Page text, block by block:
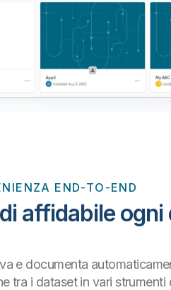
END-TO-END
affidabile
e documenta
tra i dataset in vari